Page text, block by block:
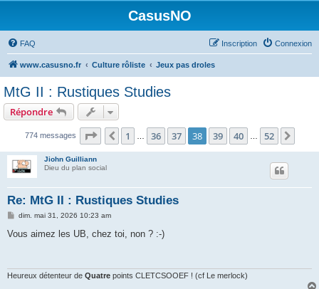
CasusNO
FAQ Connexion
Inscription
www.casusno.fr Culture rôliste Jeux pas droles
MtG II : Rustiques Studies
Répondre
774 messages Page 38 sur 52
Précédent
1 36 37 38 39 40 52
Jiohn Guilliann
Dieu du plan social
Re: MtG II : Rustiques Studies
M
s
dim. mai 31, 2026 10:23 am
Vous aimez les UB, chez toi, non ? :-)
Heureux détenteur de Quatre points CLETCSOOEF ! (cf Le merlock)